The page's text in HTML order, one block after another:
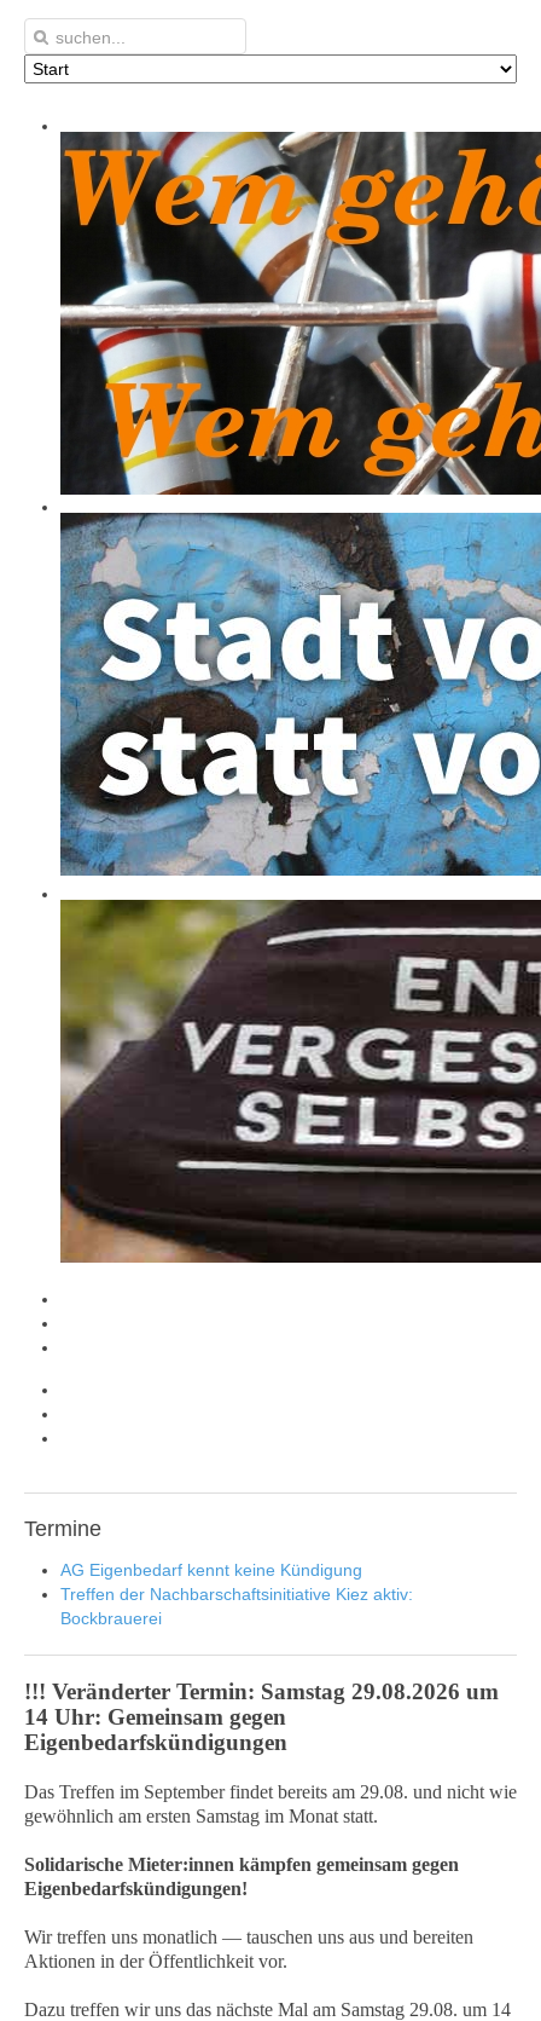
Termine
AG Eigenbedarf kennt keine Kündigung
Treffen der Nachbarschaftsinitiative Kiez aktiv:
Bockbrauerei
!!! Veränderter Termin: Samstag 29.08.2026 um
14 Uhr: Gemeinsam gegen
Eigenbedarfskündigungen
Das Treffen im September findet bereits am 29.08. und nicht wie
gewöhnlich am ersten Samstag im Monat statt.
Solidarische Mieter:innen kämpfen gemeinsam gegen
Eigenbedarfskündigungen!
Wir treffen uns monatlich — tauschen uns aus und bereiten
Aktionen in der Öffentlichkeit vor.
Dazu treffen wir uns das nächste Mal am Samstag 29.08. um 14